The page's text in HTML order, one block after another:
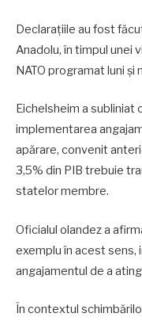
Declarațiile au fost
Anadolu, în timpul unei
NATO programat luni și
Eichelsheim a subliniat
implementarea
apărare, convenit
3,5% din PIB trebuie
statelor membre.
Oficialul olandez a
exemplu în acest sens,
angajamentul de a
În contextul